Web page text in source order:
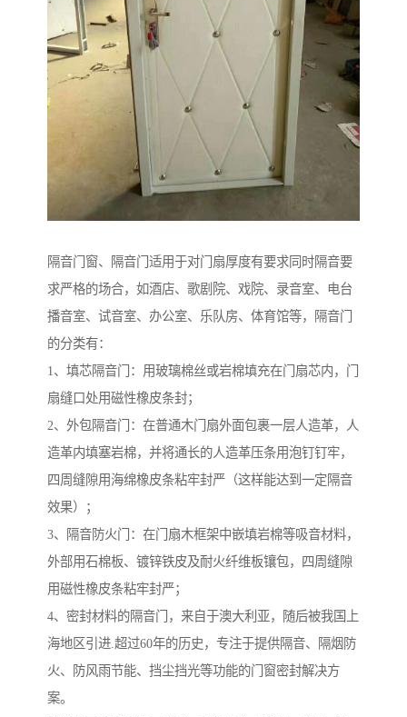
隔音门窗、隔音门适用于对门扇厚度有要求同时隔音要
求严格的场合，如酒店、歌剧院、戏院、录音室、电台
播音室、试音室、办公室、乐队房、体育馆等，隔音门
的分类有：
1、填芯隔音门：用玻璃棉丝或岩棉填充在门扇芯内，门
扇缝口处用磁性橡皮条封；
2、外包隔音门：在普通木门扇外面包裹一层人造革，人
造革内填塞岩棉，并将通长的人造革压条用泡钉钉牢，
四周缝隙用海绵橡皮条粘牢封严（这样能达到一定隔音
效果）；
3、隔音防火门：在门扇木框架中嵌填岩棉等吸音材料，
外部用石棉板、镀锌铁皮及耐火纤维板镶包，四周缝隙
用磁性橡皮条粘牢封严；
4、密封材料的隔音门，来自于澳大利亚，随后被我国上
海地区引进.超过60年的历史，专注于提供隔音、隔烟防
火、防风雨节能、挡尘挡光等功能的门窗密封解决方
案。